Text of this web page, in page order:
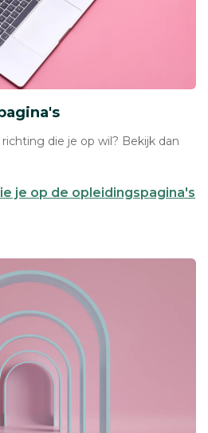
die je op wil? Bekijk dan
je op de opleidingspagina's